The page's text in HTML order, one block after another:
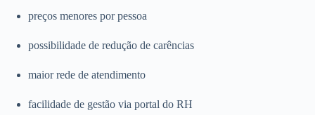
preços menores por pessoa
possibilidade de redução de carências
maior rede de atendimento
facilidade de gestão via portal do RH